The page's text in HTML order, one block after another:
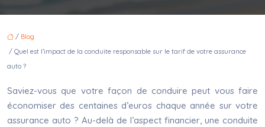
/ Blog
/ Quel est l’impact de la conduite responsable sur le tarif de votre assurance
auto ?
Saviez-vous que votre façon de conduire peut vous faire
économiser des centaines d’euros chaque année sur votre
assurance auto ? Au-delà de l’aspect financier, une conduite